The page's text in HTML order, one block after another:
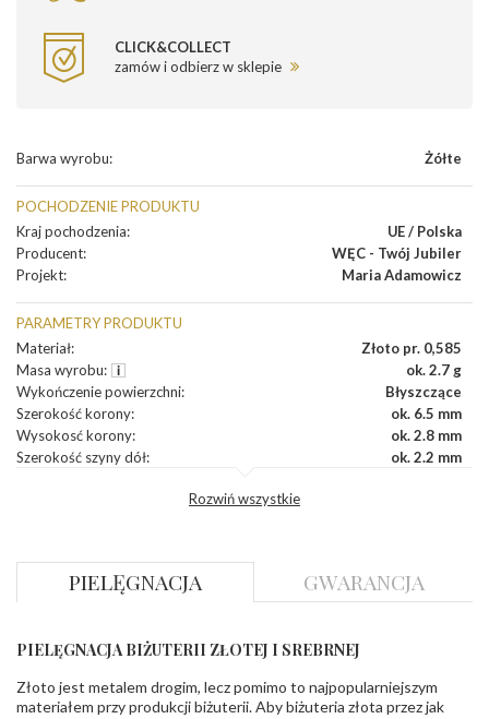
CLICK&COLLECT
zamów i odbierz w sklepie
Barwa wyrobu: Żółte
POCHODZENIE PRODUKTU
Kraj pochodzenia:
UE / Polska
Producent:
WĘC - Twój Jubiler
Projekt: Maria Adamowicz
PARAMETRY PRODUKTU
Materiał:
Złoto pr. 0,585
Masa wyrobu:
ok. 2.7 g
Wykończenie powierzchni:
Błyszczące
Szerokość korony:
ok. 6.5 mm
Wysokosć korony:
ok. 2.8 mm
Szerokość szyny dół:
ok. 2.2 mm
Brylantowy okrągły
Liczba diamentów: 0.004 ct - 2 szt., 0.010 ct - 2 szt.
Masa diamentów (łącznie):
Barwa:
Czystość:
Rozwiń wszystkie
PIELĘGNACJA GWARANCJA
PIELĘGNACJA BIŻUTERII ZŁOTEJ I SREBRNEJ
Złoto jest metalem drogim, lecz pomimo to najpopularniejszym
materiałem przy produkcji biżuterii. Aby biżuteria złota przez jak